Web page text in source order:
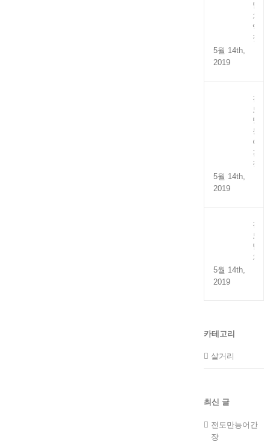
멸
치
액
젓
5월 14th,
2019
전
도
만
능
어
간
장
5월 14th,
2019
전
도
멸
치
5월 14th,
2019
카테고리
살거리
최신 글
전도만능어간
장